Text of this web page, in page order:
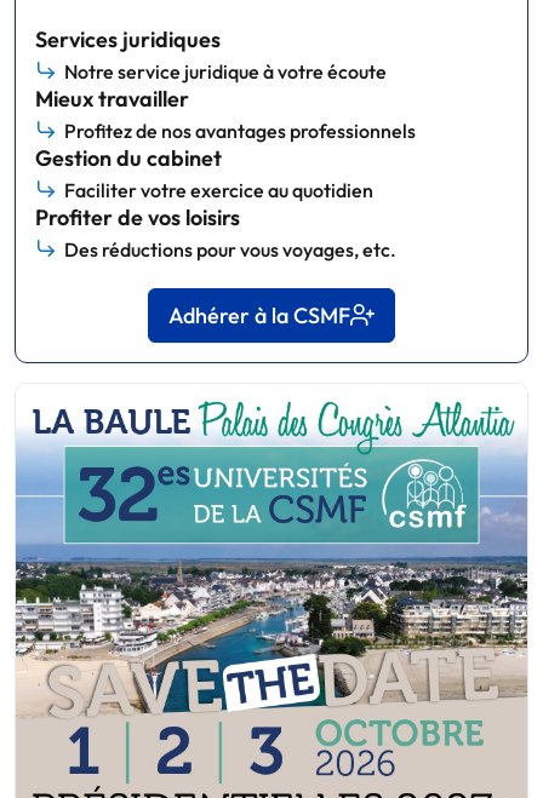
Services juridiques
Notre service juridique à votre écoute
Mieux travailler
Profitez de nos avantages professionnels
Gestion du cabinet
Faciliter votre exercice au quotidien
Profiter de vos loisirs
Des réductions pour vous voyages, etc.
Adhérer à la CSMF